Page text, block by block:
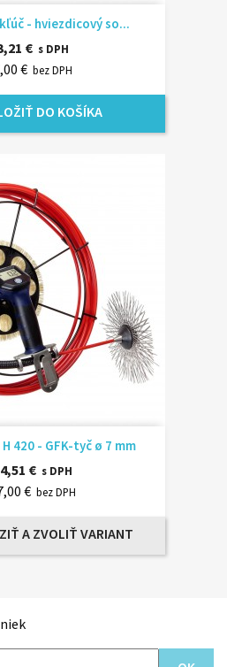
- hviezdicový so...
€ s DPH
€ bez DPH
DO KOŠÍKA
420 - GFK-tyč ø 7 mm
€ s DPH
€ bez DPH
A ZVOLIŤ VARIANT